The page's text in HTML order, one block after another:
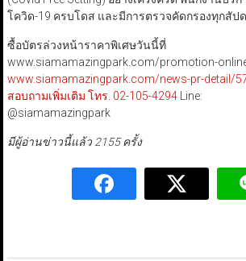
โควิด-19 ครบโดส และมีการตรวจคัดกรองทุกสัป
ซื้อบัตรล่วงหน้าราคาพิเศษวันนี้ที่
www.siamamazingpark.com/promotion-
www.siamamazingpark.com/news-pr-detail/
สอบถามเพิ่มเติม โทร. 02-105-4294Line:
มีผู้อ่านข่าวนี้แล้ว 2155 ครั้ง